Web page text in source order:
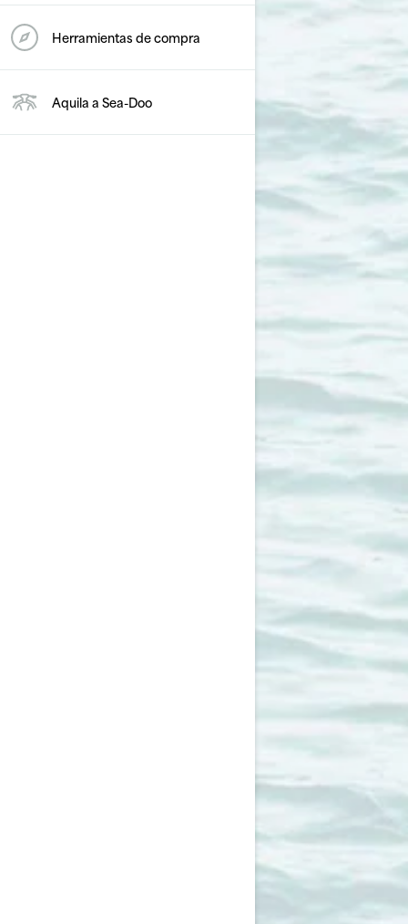
Herramientas de compra
Aquila a Sea-Doo